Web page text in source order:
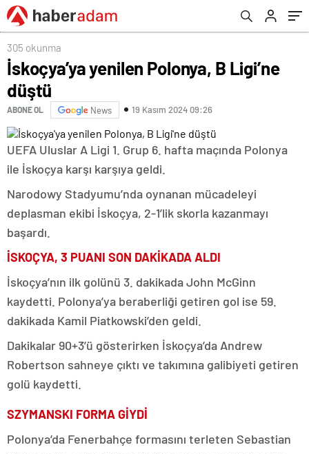
305 okunma
İskoçya’ya yenilen Polonya, B Ligi’ne
düştü
ABONE OL News 19 Kasım 2024 09:26
UEFA Uluslar A Ligi 1. Grup 6. hafta maçında Polonya
ile İskoçya karşı karşıya geldi.
Narodowy Stadyumu’nda oynanan mücadeleyi
deplasman ekibi İskoçya, 2-1’lik skorla kazanmayı
başardı.
İSKOÇYA, 3 PUANI SON DAKİKADA ALDI
İskoçya’nın ilk golünü 3. dakikada John McGinn
kaydetti. Polonya’ya beraberliği getiren gol ise 59.
dakikada Kamil Piatkowski’den geldi.
Dakikalar 90+3’ü gösterirken İskoçya’da Andrew
Robertson sahneye çıktı ve takımına galibiyeti getiren
golü kaydetti.
SZYMANSKI FORMA GİYDİ
Polonya’da Fenerbahçe formasını terleten Sebastian